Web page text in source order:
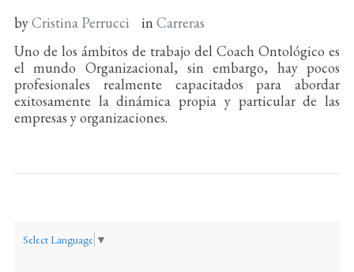
byCristina Perrucci in Carreras
Uno de los ámbitos de trabajo del Coach Ontológico es
el mundo Organizacional, sin embargo, hay pocos
profesionales realmente capacitados para abordar
exitosamente la dinámica propia y particular de las
empresas y organizaciones.
Select Language ▼